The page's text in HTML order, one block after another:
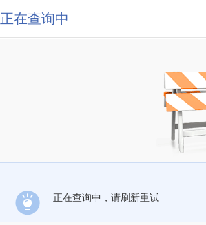
正在查询中
正在查询中，请刷新重试